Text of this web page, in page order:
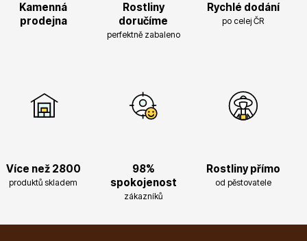
Kamenná
prodejna
Rostliny
doručíme
perfektně zabaleno
Rychlé dodání
po celej ČR
Více než 2800
produktů skladem
98%
spokojenost
zákazníků
Rostliny přímo
od pěstovatele